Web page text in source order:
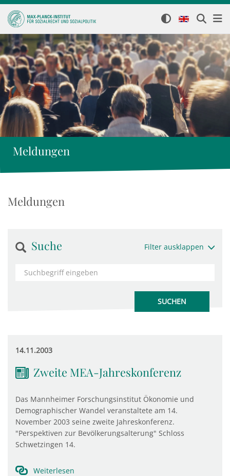
Meldungen
Meldungen
Suche Filter ausklappen
14.11.2003
Zweite MEA-Jahreskonferenz
Das Mannheimer Forschungsinstitut Ökonomie und
Demographischer Wandel veranstaltete am 14.
November 2003 seine zweite Jahreskonferenz.
"Perspektiven zur Bevölkerungsalterung" Schloss
Schwetzingen 14.
Weiterlesen